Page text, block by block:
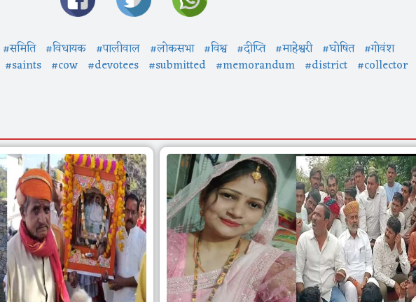
#समिति #विधायक #पालीवाल #लोकसभा #विश्व #दीप्ति #माहेश्वरी #घोषित #गोवंश
#saints #cow #devotees #submitted #memorandum #district #collector